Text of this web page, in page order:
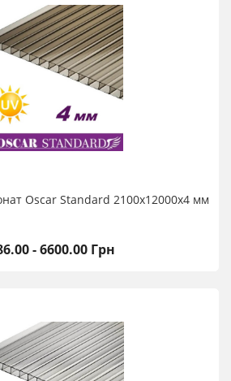
Oscar Standard 2100х12000х4 мм
- 6600.00 Грн